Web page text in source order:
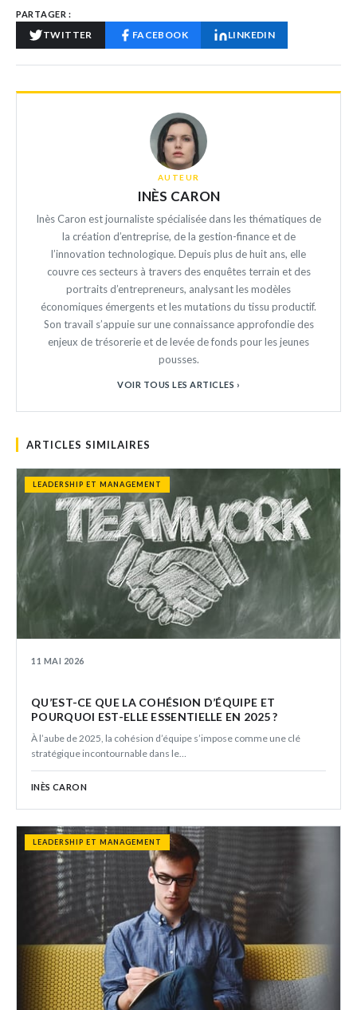
PARTAGER :
TWITTER FACEBOOK LINKEDIN
AUTEUR
INÈS CARON
Inès Caron est journaliste spécialisée dans les thématiques de
la création d’entreprise, de la gestion-finance et de
l’innovation technologique. Depuis plus de huit ans, elle
couvre ces secteurs à travers des enquêtes terrain et des
portraits d’entrepreneurs, analysant les modèles
économiques émergents et les mutations du tissu productif.
Son travail s’appuie sur une connaissance approfondie des
enjeux de trésorerie et de levée de fonds pour les jeunes
pousses.
VOIR TOUS LES ARTICLES ›
ARTICLES SIMILAIRES
LEADERSHIP ET MANAGEMENT
11 MAI 2026
QU’EST-CE QUE LA COHÉSION D’ÉQUIPE ET
POURQUOI EST-ELLE ESSENTIELLE EN 2025 ?
À l’aube de 2025, la cohésion d’équipe s’impose comme une clé
stratégique incontournable dans le…
INÈS CARON
LEADERSHIP ET MANAGEMENT